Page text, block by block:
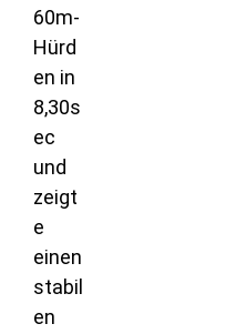
60m-
Hürd
en in
8,30s
ec
und
zeigt
e
einen
stabil
en